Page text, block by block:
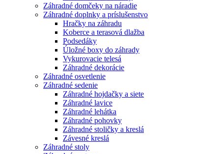
Záhradné domčeky na náradie
Záhradné doplnky a príslušenstvo
Hračky na záhradu
Koberce a terasová dlažba
Podsedáky
Úložné boxy do záhrady
Vykurovacie telesá
Záhradné dekorácie
Záhradné osvetlenie
Záhradné sedenie
Záhradné hojdačky a siete
Záhradné lavice
Záhradné lehátka
Záhradné pohovky
Záhradné stoličky a kreslá
Závesné kreslá
Záhradné stoly